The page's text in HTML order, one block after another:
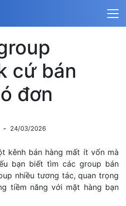
cứ bán
đơn
- 24/03/2026
kênh bán hàng mất ít vốn mà
bạn biết tìm các group bán
nhiều tương tác, quan trọng
tiềm năng với mặt hàng bạn